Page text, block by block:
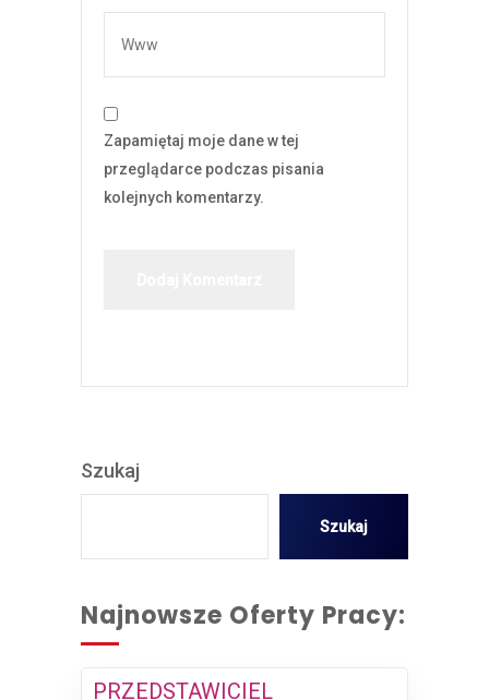
Zapamiętaj moje dane w tej
przeglądarce podczas pisania
kolejnych komentarzy.
Szukaj
Szukaj
Najnowsze Oferty Pracy:
PRZEDSTAWICIEL